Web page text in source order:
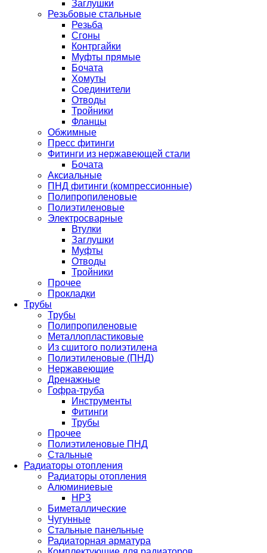
Заглушки
Резьбовые стальные
Резьба
Сгоны
Контргайки
Муфты прямые
Бочата
Хомуты
Соединители
Отводы
Тройники
Фланцы
Обжимные
Пресс фитинги
Фитинги из нержавеющей стали
Бочата
Аксиальные
ПНД фитинги (компрессионные)
Полипропиленовые
Полиэтиленовые
Электросварные
Втулки
Заглушки
Муфты
Отводы
Тройники
Прочее
Прокладки
Трубы
Трубы
Полипропиленовые
Металлопластиковые
Из сшитого полиэтилена
Полиэтиленовые (ПНД)
Нержавеющие
Дренажные
Гофра-труба
Инструменты
Фитинги
Трубы
Прочее
Полиэтиленовые ПНД
Стальные
Радиаторы отопления
Радиаторы отопления
Алюминиевые
НРЗ
Биметаллические
Чугунные
Стальные панельные
Радиаторная арматура